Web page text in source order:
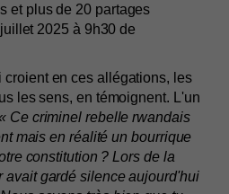
et plus de 20 partages
2025 à 9h30 de
croient en ces allégations, les
les sens, en témoignent. L'un
Ce criminel rebelle rwandais
mais en réalité un bourrique
constitution ? Lors de la
avait gardé silence aujourd'hui